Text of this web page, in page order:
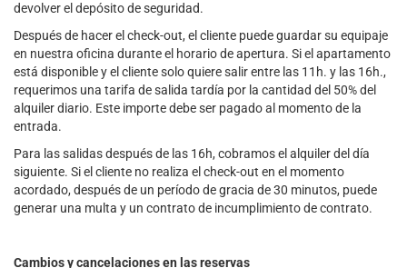
devolver el depósito de seguridad.
Después de hacer el check-out, el cliente puede guardar su equipaje
en nuestra oficina durante el horario de apertura. Si el apartamento
está disponible y el cliente solo quiere salir entre las 11h. y las 16h.,
requerimos una tarifa de salida tardía por la cantidad del 50% del
alquiler diario. Este importe debe ser pagado al momento de la
entrada.
Para las salidas después de las 16h, cobramos el alquiler del día
siguiente. Si el cliente no realiza el check-out en el momento
acordado, después de un período de gracia de 30 minutos, puede
generar una multa y un contrato de incumplimiento de contrato.
Cambios y cancelaciones en las reservas